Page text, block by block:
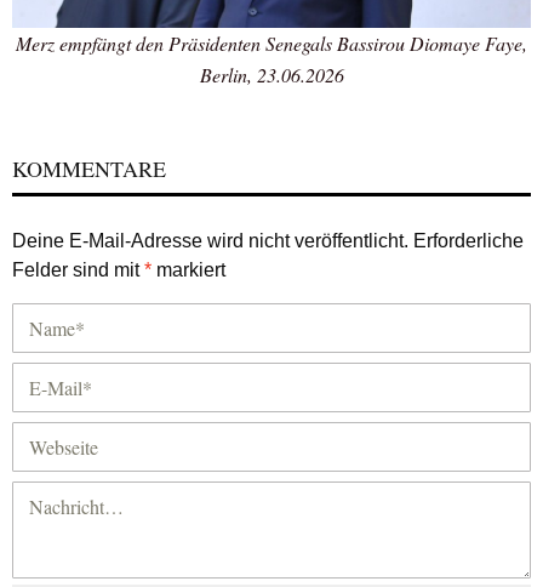
Merz empfängt den Präsidenten Senegals Bassirou Diomaye Faye,
Berlin, 23.06.2026
KOMMENTARE
Deine E-Mail-Adresse wird nicht veröffentlicht. Erforderliche
Felder sind mit* markiert